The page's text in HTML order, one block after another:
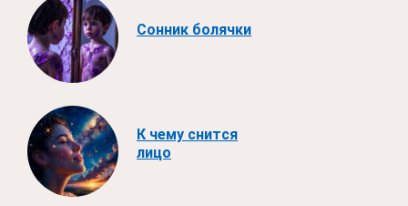
Сонник болячки
К чему снится
лицо